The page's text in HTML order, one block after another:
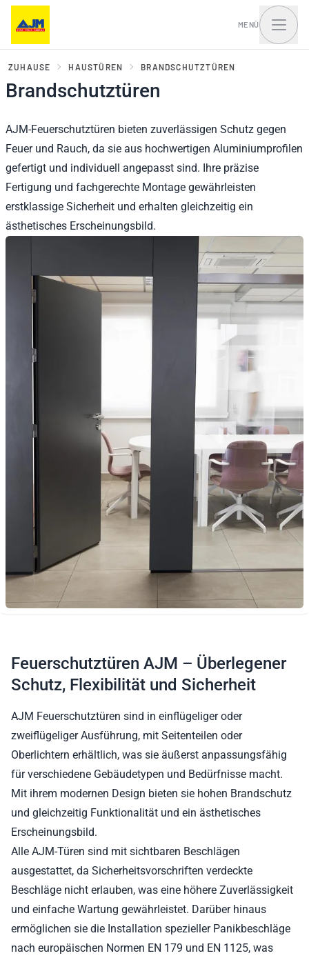
MENÜ
und Schiebesysteme
ZUHAUSE HAUSTÜREN BRANDSCHUTZTÜREN
Brandschutztüren
AJM-Feuerschutztüren bieten zuverlässigen Schutz gegen
Feuer und Rauch, da sie aus hochwertigen Aluminiumprofilen
gefertigt und individuell angepasst sind. Ihre präzise
Fertigung und fachgerechte Montage gewährleisten
erstklassige Sicherheit und erhalten gleichzeitig ein
ästhetisches Erscheinungsbild.
Feuerschutztüren AJM – Überlegener
Schutz, Flexibilität und Sicherheit
AJM Feuerschutztüren sind in einflügeliger oder
zweiflügeliger Ausführung, mit Seitenteilen oder
Oberlichtern erhältlich, was sie äußerst anpassungsfähig
für verschiedene Gebäudetypen und Bedürfnisse macht.
Mit ihrem modernen Design bieten sie hohen Brandschutz
und gleichzeitig Funktionalität und ein ästhetisches
Erscheinungsbild.
Alle AJM-Türen sind mit sichtbaren Beschlägen
ausgestattet, da Sicherheitsvorschriften verdeckte
Beschläge nicht erlauben, was eine höhere Zuverlässigkeit
und einfache Wartung gewährleistet. Darüber hinaus
ermöglichen sie die Installation spezieller Panikbeschläge
nach europäischen Normen EN 179 und EN 1125, was